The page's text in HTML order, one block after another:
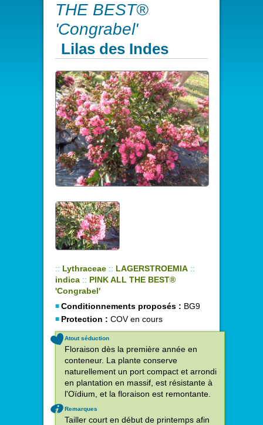
THE BEST®
'Congrabel'
Lilas des Indes
:: Lythraceae :: LAGERSTROEMIA ::
indica :: PINK ALL THE BEST®
'Congrabel'
Conditionnements proposés : BG9
Protection : COV en cours
Atout séduction
Floraison dès la première année en
conteneur. La plante conserve
naturellement un port compact et arrondi
en plantation en massif, est résistante à
l'Oïdium, et la floraison est remontante.
Remarques
Tailler court en début de printemps afin